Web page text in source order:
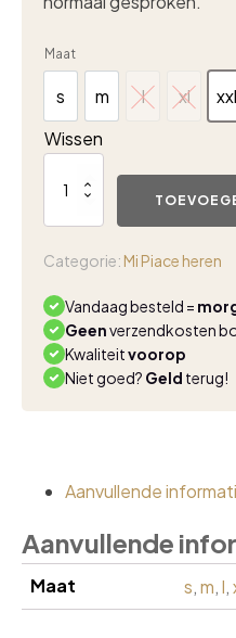
Maat
s
s
m
m
l
l
xl
xl
xxl
xxl
Wissen
travel
v-
mi
piace
dark
blue
aantal
Categorie: Mi Piace heren
Vandaag besteld =
Geenverzendkosten
Kwaliteitvoorop
Niet goed? Geld terug!
Aanvullende
Aanvullende
Maat s,m,l,